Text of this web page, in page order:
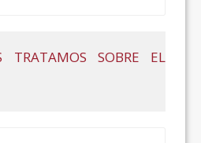
TRATAMOS SOBRE EL